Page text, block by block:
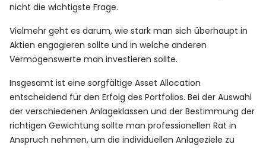
nicht die wichtigste Frage.
Vielmehr geht es darum, wie stark man sich überhaupt in
Aktien engagieren sollte und in welche anderen
Vermögenswerte man investieren sollte.
Insgesamt ist eine sorgfältige Asset Allocation
entscheidend für den Erfolg des Portfolios. Bei der Auswahl
der verschiedenen Anlageklassen und der Bestimmung der
richtigen Gewichtung sollte man professionellen Rat in
Anspruch nehmen, um die individuellen Anlageziele zu